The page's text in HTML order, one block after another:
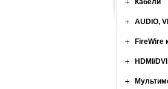
Кабели
AUDIO,
FireWire
HDMI/